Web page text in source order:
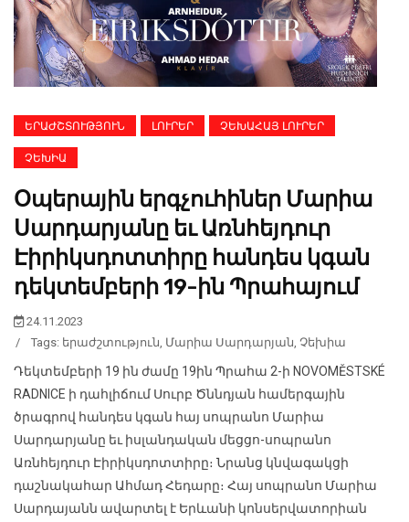
ԵՐԱԺՇՏՈՒԹՅՈՒՆ ԼՈՒՐԵՐ ՉԵԽԱՀԱՅ ԼՈՒՐԵՐ
ՉԵԽԻԱ
Օպերային երգչուհիներ Մարիա
Սարդարյանը եւ Առնհեյդուր
Էիրիկսդոտտիրը հանդես կգան
դեկտեմբերի 19-ին Պրահայում
24.11.2023
/
Tags: երաժշտություն Մարիա Սարդարյան Չեխիա
Դեկտեմբերի 19 ին ժամը 19ին Պրահա 2-ի NOVOMĚSTSKÉ
RADNICE ի դահլիճում Սուրբ Ծննդյան համերգային
ծրագրով հանդես կգան հայ սոպրանո Մարիա
Սարդարյանը եւ իսլանդական մեցցո-սոպրանո
Առնհեյդուր Էիրիկսդոտտիրը։ Նրանց կնվագակցի
դաշնակահար Ահմադ Հեդարը։ Հայ սոպրանո Մարիա
Սարդայանն ավարտել է Երևանի կոնսերվատորիան